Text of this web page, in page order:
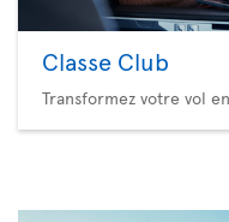
Classe Club
Transformez votre vol